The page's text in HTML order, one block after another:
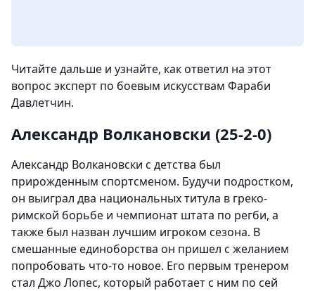
Читайте дальше и узнайте, как ответил на этот
вопрос эксперт по боевым искусствам Фараби
Давлетчин.
Александр Волкановски (25-2-0)
Александр Волкановски с детства был
прирожденным спортсменом. Будучи подростком,
он выиграл два национальных титула в греко-
римской борьбе и чемпионат штата по регби, а
также был назван лучшим игроком сезона. В
смешанные единоборства он пришел с желанием
попробовать что-то новое. Его первым тренером
стал Джо Лопес, который работает с ним по сей